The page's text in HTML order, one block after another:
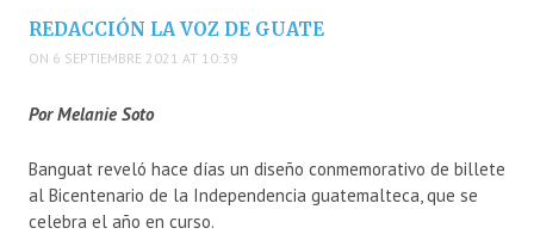
REDACCIÓN LA VOZ DE GUATE
ON 6 SEPTIEMBRE 2021 AT 10:39
Por Melanie Soto
Banguat reveló hace días un diseño conmemorativo de billete
al Bicentenario de la Independencia guatemalteca, que se
celebra el año en curso.